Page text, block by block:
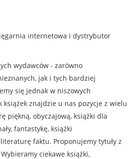
internetowa i dystrybutor
wydawców - zarówno
jak i tych bardziej
się jednak w niszowych
książek znajdzie u nas pozycje z wielu
piękną, obyczajową, książki dla
fantastykę, książki
faktu. Proponujemy tytuły z
ciekawe książki,